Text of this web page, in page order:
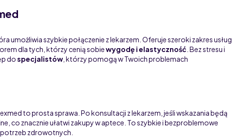
umożliwia szybkie połączenie z lekarzem. Oferuje szeroki zakres usług
dla tych, którzy cenią sobiewygodę i elastyczność . Bez stresu i
dospecjalistów , którzy pomogą w Twoich problemach
to prosta sprawa. Po konsultacji z lekarzem, jeśli wskazania będą
co znacznie ułatwi zakupy w aptece. To szybkie i bezproblemowe
zdrowotnych.